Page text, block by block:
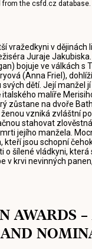
from thecsfd.cz database.
vražedkyni v dějinách
Juraje
bojuje ve válkách s
(Anna Friel),
dětí. Její manžel
italského malíře
zůstane na dvoře
vzniká zvláštní
stahovat
jejího manžela.
kteří jsou schopní
o šílené vládkyni, která
v krvi nevinných
AWARDS